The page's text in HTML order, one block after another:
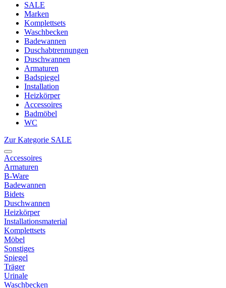
SALE
Marken
Komplettsets
Waschbecken
Badewannen
Duschabtrennungen
Duschwannen
Armaturen
Badspiegel
Installation
Heizkörper
Accessoires
Badmöbel
WC
Zur Kategorie SALE
Accessoires
Armaturen
B-Ware
Badewannen
Bidets
Duschwannen
Heizkörper
Installationsmaterial
Komplettsets
Möbel
Sonstiges
Spiegel
Träger
Urinale
Waschbecken